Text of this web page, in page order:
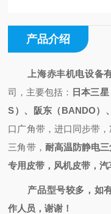
产品介绍
上海赤丰机电设备
司，主要包括： 日本三星
S）、阪东（BANDO）
口广角带，进口同步带
三角带， 耐高温防静电
专用皮带，风机皮带，
产品型号较多，如
作人员，谢谢！